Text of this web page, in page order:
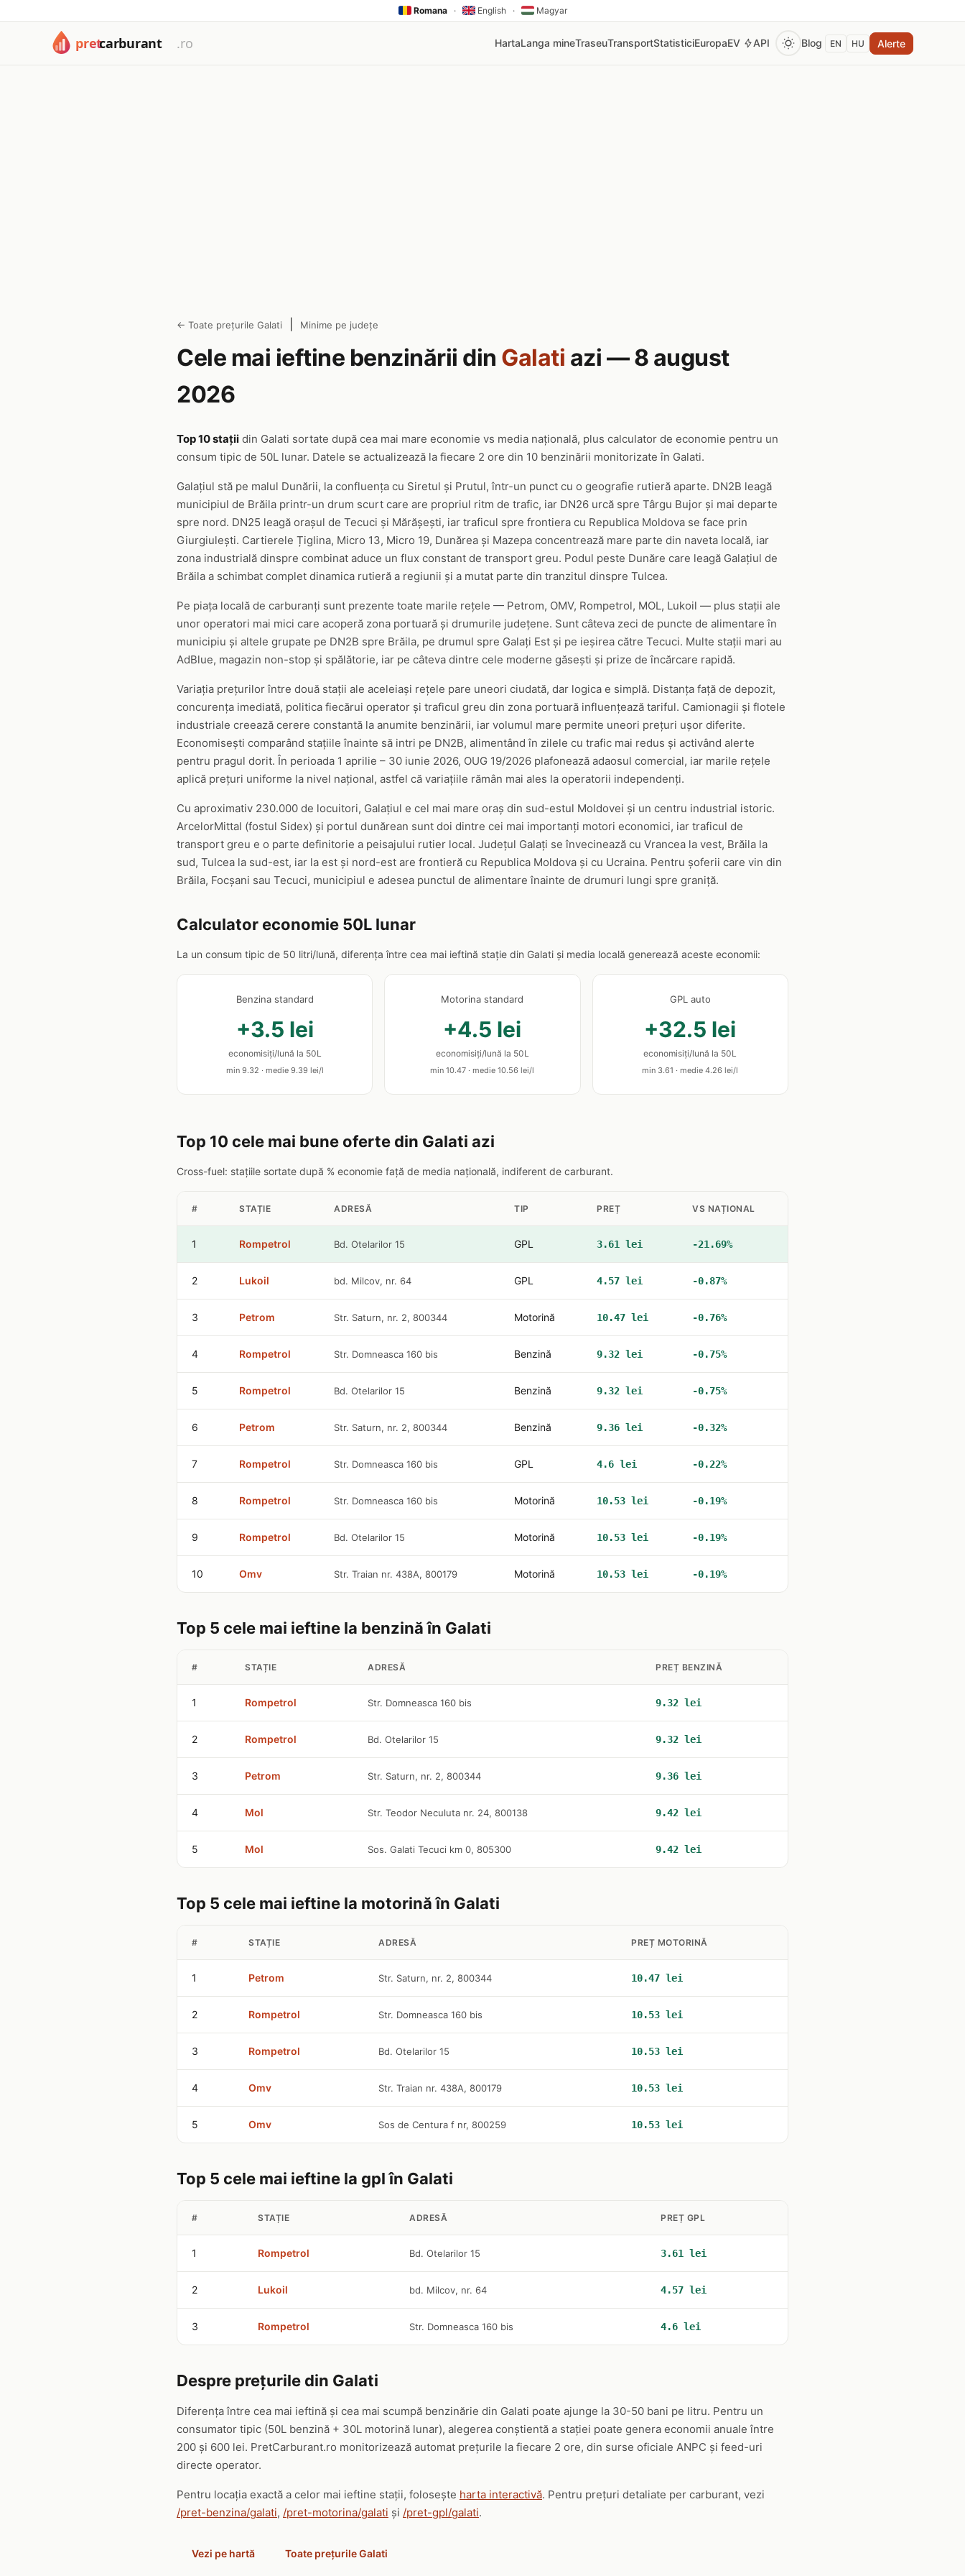
Romana · English · Magyar
HartaLanga mineTraseuTransportStatisticiEuropaEV API Blog EN HU Alerte
← Toate prețurile Galati Minime pe județe
Cele mai ieftine benzinării din Galati azi — 8 august
2026
Top 10 stații din Galati sortate după cea mai mare economie vs media națională, plus calculator de economie pentru un
consum tipic de 50L lunar. Datele se actualizează la fiecare 2 ore din 10 benzinării monitorizate în Galati.
Galațiul stă pe malul Dunării, la confluența cu Siretul și Prutul, într-un punct cu o geografie rutieră aparte. DN2B leagă
municipiul de Brăila printr-un drum scurt care are propriul ritm de trafic, iar DN26 urcă spre Târgu Bujor și mai departe
spre nord. DN25 leagă orașul de Tecuci și Mărășești, iar traficul spre frontiera cu Republica Moldova se face prin
Giurgiulești. Cartierele Țiglina, Micro 13, Micro 19, Dunărea și Mazepa concentrează mare parte din naveta locală, iar
zona industrială dinspre combinat aduce un flux constant de transport greu. Podul peste Dunăre care leagă Galațiul de
Brăila a schimbat complet dinamica rutieră a regiunii și a mutat parte din tranzitul dinspre Tulcea.
Pe piața locală de carburanți sunt prezente toate marile rețele — Petrom, OMV, Rompetrol, MOL, Lukoil — plus stații ale
unor operatori mai mici care acoperă zona portuară și drumurile județene. Sunt câteva zeci de puncte de alimentare în
municipiu și altele grupate pe DN2B spre Brăila, pe drumul spre Galați Est și pe ieșirea către Tecuci. Multe stații mari au
AdBlue, magazin non-stop și spălătorie, iar pe câteva dintre cele moderne găsești și prize de încărcare rapidă.
Variația prețurilor între două stații ale aceleiași rețele pare uneori ciudată, dar logica e simplă. Distanța față de depozit,
concurența imediată, politica fiecărui operator și traficul greu din zona portuară influențează tariful. Camionagii și flotele
industriale creează cerere constantă la anumite benzinării, iar volumul mare permite uneori prețuri ușor diferite.
Economisești comparând stațiile înainte să intri pe DN2B, alimentând în zilele cu trafic mai redus și activând alerte
pentru pragul dorit. În perioada 1 aprilie – 30 iunie 2026, OUG 19/2026 plafonează adaosul comercial, iar marile rețele
aplică prețuri uniforme la nivel național, astfel că variațiile rămân mai ales la operatorii independenți.
Cu aproximativ 230.000 de locuitori, Galațiul e cel mai mare oraș din sud-estul Moldovei și un centru industrial istoric.
ArcelorMittal (fostul Sidex) și portul dunărean sunt doi dintre cei mai importanți motori economici, iar traficul de
transport greu e o parte definitorie a peisajului rutier local. Județul Galați se învecinează cu Vrancea la vest, Brăila la
sud, Tulcea la sud-est, iar la est și nord-est are frontieră cu Republica Moldova și cu Ucraina. Pentru șoferii care vin din
Brăila, Focșani sau Tecuci, municipiul e adesea punctul de alimentare înainte de drumuri lungi spre graniță.
Calculator economie 50L lunar
La un consum tipic de 50 litri/lună, diferența între cea mai ieftină stație din Galati și media locală generează aceste economii:
Benzina standard
+3.5 lei
economisiți/lună la 50L
min 9.32 · medie 9.39 lei/l
Motorina standard
+4.5 lei
economisiți/lună la 50L
min 10.47 · medie 10.56 lei/l
GPL auto
+32.5 lei
economisiți/lună la 50L
min 3.61 · medie 4.26 lei/l
Top 10 cele mai bune oferte din Galati azi
Cross-fuel: stațiile sortate după % economie față de media națională, indiferent de carburant.
# STAȚIE ADRESĂ TIP PREȚ VS NAȚIONAL
1 Rompetrol Bd. Otelarilor 15 GPL 3.61 lei -21.69%
2 Lukoil bd. Milcov, nr. 64 GPL 4.57 lei -0.87%
3 Petrom Str. Saturn, nr. 2, 800344 Motorină 10.47 lei -0.76%
4 Rompetrol Str. Domneasca 160 bis Benzină 9.32 lei -0.75%
5 Rompetrol Bd. Otelarilor 15 Benzină 9.32 lei -0.75%
6 Petrom Str. Saturn, nr. 2, 800344 Benzină 9.36 lei -0.32%
7 Rompetrol Str. Domneasca 160 bis GPL 4.6 lei -0.22%
8 Rompetrol Str. Domneasca 160 bis Motorină 10.53 lei -0.19%
9 Rompetrol Bd. Otelarilor 15 Motorină 10.53 lei -0.19%
10 Omv Str. Traian nr. 438A, 800179 Motorină 10.53 lei -0.19%
Top 5 cele mai ieftine la benzină în Galati
# STAȚIE ADRESĂ PREȚ BENZINĂ
1 Rompetrol Str. Domneasca 160 bis 9.32 lei
2 Rompetrol Bd. Otelarilor 15 9.32 lei
3 Petrom Str. Saturn, nr. 2, 800344 9.36 lei
4 Mol Str. Teodor Neculuta nr. 24, 800138 9.42 lei
5 Mol Sos. Galati Tecuci km 0, 805300 9.42 lei
Top 5 cele mai ieftine la motorină în Galati
# STAȚIE ADRESĂ PREȚ MOTORINĂ
1 Petrom Str. Saturn, nr. 2, 800344 10.47 lei
2 Rompetrol Str. Domneasca 160 bis 10.53 lei
3 Rompetrol Bd. Otelarilor 15 10.53 lei
4 Omv Str. Traian nr. 438A, 800179 10.53 lei
5 Omv Sos de Centura f nr, 800259 10.53 lei
Top 5 cele mai ieftine la gpl în Galati
# STAȚIE ADRESĂ PREȚ GPL
1 Rompetrol Bd. Otelarilor 15 3.61 lei
2 Lukoil bd. Milcov, nr. 64 4.57 lei
3 Rompetrol Str. Domneasca 160 bis 4.6 lei
Despre prețurile din Galati
Diferența între cea mai ieftină și cea mai scumpă benzinărie din Galati poate ajunge la 30-50 bani pe litru. Pentru un
consumator tipic (50L benzină + 30L motorină lunar), alegerea conștientă a stației poate genera economii anuale între
200 și 600 lei. PretCarburant.ro monitorizează automat prețurile la fiecare 2 ore, din surse oficiale ANPC și feed-uri
directe operator.
Pentru locația exactă a celor mai ieftine stații, folosește harta interactivă. Pentru prețuri detaliate per carburant, vezi
/pret-benzina/galati, /pret-motorina/galati și /pret-gpl/galati.
Vezi pe hartă Toate prețurile Galati